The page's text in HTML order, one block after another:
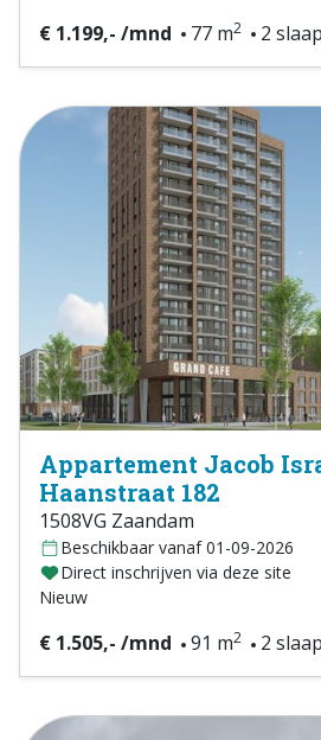
€ 1.199,- /mnd 77 m2 2
Appartement Jacob
Haanstraat 182
1508VG Zaandam
Beschikbaar vanaf 01-09-2026
Direct inschrijven via deze site
Nieuw
€ 1.505,- /mnd 91 m2 2